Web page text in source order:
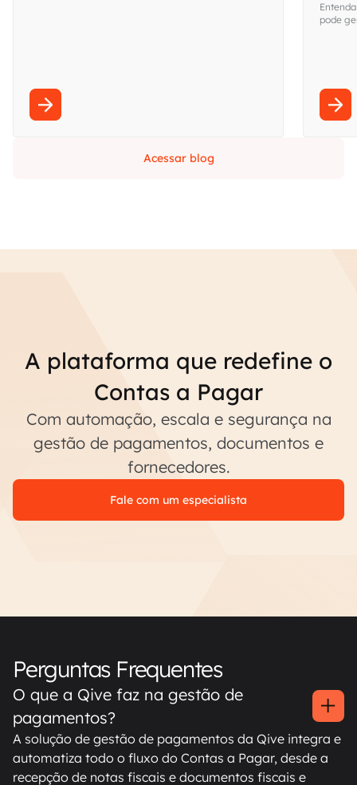
pode
Acessar blog
A plataforma que redefine o
Contas a Pagar
Com automação, escala e segurança na
gestão de pagamentos, documentos e
fornecedores.
Fale com um especialista
Perguntas Frequentes
O que a Qive faz na gestão de
pagamentos?
A solução de gestão de pagamentos da Qive integra e
automatiza todo o fluxo do Contas a Pagar, desde a
recepção de notas fiscais e documentos fiscais e